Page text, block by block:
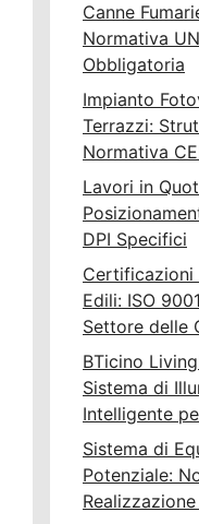
Canne
Normativa
Obbligatoria
Impianto
Terrazzi:
Normativa
Lavori in
DPI Specifici
Certificazioni
Edili: ISO
Settore delle
BTicino
Sistema di
Intelligente
Sistema di
Potenziale: